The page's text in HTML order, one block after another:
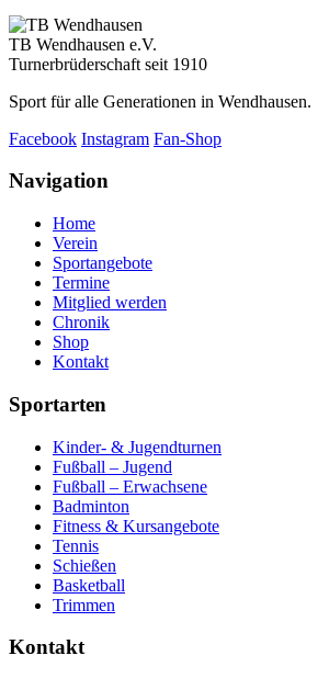
TB Wendhausen e.V.
Turnerbrüderschaft seit 1910
Sport für alle Generationen in Wendhausen.
Facebook Instagram Fan-Shop
Navigation
Home
Verein
Sportangebote
Termine
Mitglied werden
Chronik
Shop
Kontakt
Sportarten
Kinder- & Jugendturnen
Fußball – Jugend
Fußball – Erwachsene
Badminton
Fitness & Kursangebote
Tennis
Schießen
Basketball
Trimmen
Kontakt